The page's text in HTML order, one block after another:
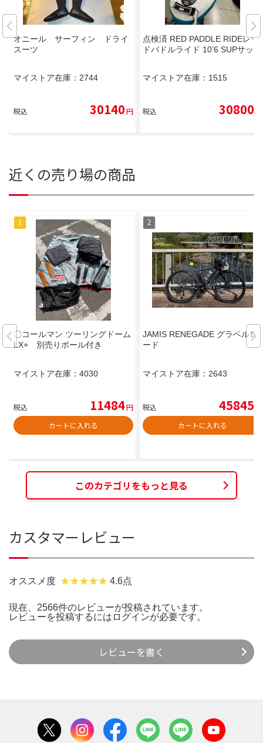
オニール サーフィン ドライ
スーツ
マイストア在庫： 2744
税込 30140円
点検済 RED PADDLE RIDEレッ
ドパドルライド 10’6 SUPサップ
マイストア在庫： 1515
税込 30800
近くの売り場の商品
〇コールマン ツーリングドーム
LX+ 別売りポール付き
マイストア在庫： 4030
税込 11484円
カートに入れる
JAMIS RENEGADE グラベルロ
ード
マイストア在庫： 2643
税込 45845
カートに入れる
このカテゴリをもっと見る
カスタマーレビュー
オススメ度 4.6点
現在、2566件のレビューが投稿されています。
レビューを投稿するには ログインが必要です。
レビューを書く